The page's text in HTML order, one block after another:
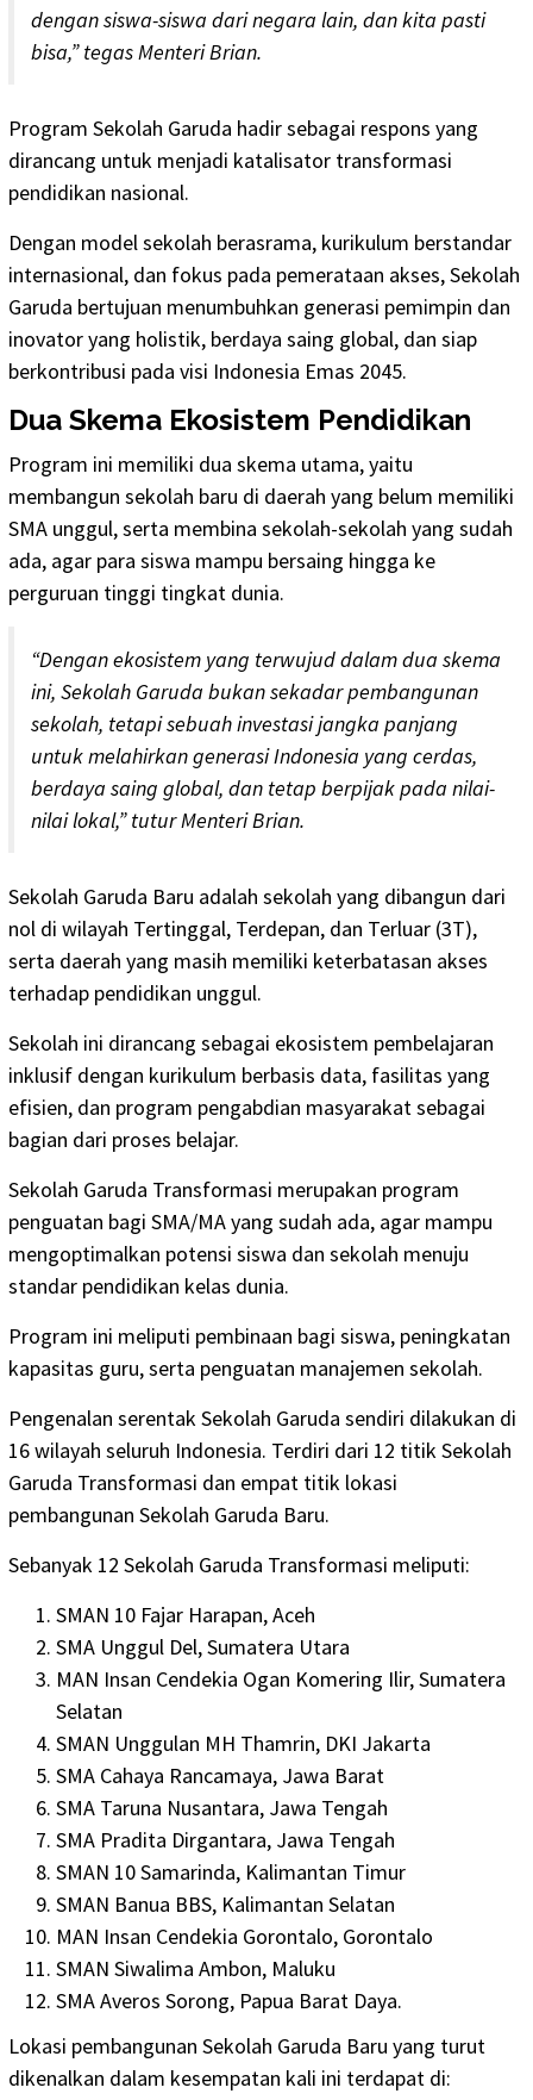
dengan siswa-siswa dari negara lain, dan kita pasti
bisa,” tegas Menteri Brian.
Program Sekolah Garuda hadir sebagai respons yang
dirancang untuk menjadi katalisator transformasi
pendidikan nasional.
Dengan model sekolah berasrama, kurikulum berstandar
internasional, dan fokus pada pemerataan akses, Sekolah
Garuda bertujuan menumbuhkan generasi pemimpin dan
inovator yang holistik, berdaya saing global, dan siap
berkontribusi pada visi Indonesia Emas 2045.
Dua Skema Ekosistem Pendidikan
Program ini memiliki dua skema utama, yaitu
membangun sekolah baru di daerah yang belum memiliki
SMA unggul, serta membina sekolah-sekolah yang sudah
ada, agar para siswa mampu bersaing hingga ke
perguruan tinggi tingkat dunia.
“Dengan ekosistem yang terwujud dalam dua skema
ini, Sekolah Garuda bukan sekadar pembangunan
sekolah, tetapi sebuah investasi jangka panjang
untuk melahirkan generasi Indonesia yang cerdas,
berdaya saing global, dan tetap berpijak pada nilai-
nilai lokal,” tutur Menteri Brian.
Sekolah Garuda Baru adalah sekolah yang dibangun dari
nol di wilayah Tertinggal, Terdepan, dan Terluar (3T),
serta daerah yang masih memiliki keterbatasan akses
terhadap pendidikan unggul.
Sekolah ini dirancang sebagai ekosistem pembelajaran
inklusif dengan kurikulum berbasis data, fasilitas yang
efisien, dan program pengabdian masyarakat sebagai
bagian dari proses belajar.
Sekolah Garuda Transformasi merupakan program
penguatan bagi SMA/MA yang sudah ada, agar mampu
mengoptimalkan potensi siswa dan sekolah menuju
standar pendidikan kelas dunia.
Program ini meliputi pembinaan bagi siswa, peningkatan
kapasitas guru, serta penguatan manajemen sekolah.
Pengenalan serentak Sekolah Garuda sendiri dilakukan di
16 wilayah seluruh Indonesia. Terdiri dari 12 titik Sekolah
Garuda Transformasi dan empat titik lokasi
pembangunan Sekolah Garuda Baru.
Sebanyak 12 Sekolah Garuda Transformasi meliputi:
SMAN 10 Fajar Harapan, Aceh
SMA Unggul Del, Sumatera Utara
MAN Insan Cendekia Ogan Komering Ilir, Sumatera
Selatan
SMAN Unggulan MH Thamrin, DKI Jakarta
SMA Cahaya Rancamaya, Jawa Barat
SMA Taruna Nusantara, Jawa Tengah
SMA Pradita Dirgantara, Jawa Tengah
SMAN 10 Samarinda, Kalimantan Timur
SMAN Banua BBS, Kalimantan Selatan
MAN Insan Cendekia Gorontalo, Gorontalo
SMAN Siwalima Ambon, Maluku
SMA Averos Sorong, Papua Barat Daya.
Lokasi pembangunan Sekolah Garuda Baru yang turut
dikenalkan dalam kesempatan kali ini terdapat di: